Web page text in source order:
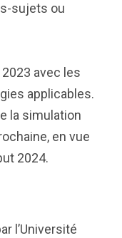
sujets ou
avec les
applicables.
la simulation
en vue
2024.
l’Université